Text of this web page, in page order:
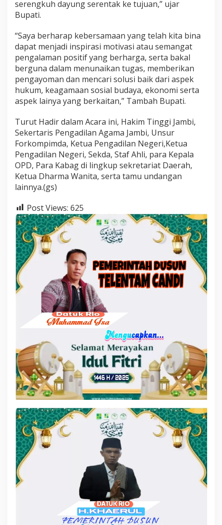
serengkuh dayung serentak ke tujuan,” ujar
Bupati.
“Saya berharap kebersamaan yang telah kita bina
dapat menjadi inspirasi motivasi atau semangat
pengalaman positif yang berharga, serta bakal
berguna dalam menunaikan tugas, memberikan
pengayoman dan mencari solusi baik dari aspek
hukum, keagamaan sosial budaya, ekonomi serta
aspek lainya yang berkaitan,” Tambah Bupati.
Turut Hadir dalam Acara ini, Hakim Tinggi Jambi,
Sekertaris Pengadilan Agama Jambi, Unsur
Forkompimda, Ketua Pengadilan Negeri,Ketua
Pengadilan Negeri, Sekda, Staf Ahli, para Kepala
OPD, Para Kabag di lingkup sekretariat Daerah,
Ketua Dharma Wanita, serta tamu undangan
lainnya.(gs)
Post Views: 625